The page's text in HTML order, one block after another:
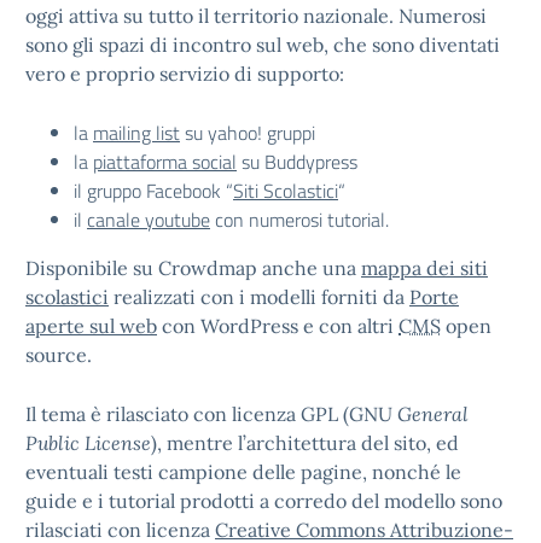
oggi attiva su tutto il territorio nazionale. Numerosi
sono gli spazi di incontro sul web, che sono diventati
vero e proprio servizio di supporto:
la mailing listsu yahoo! gruppi
la piattaforma social su Buddypress
il gruppo Facebook “Siti Scolastici“
il canale youtube con numerosi tutorial.
Disponibile su Crowdmap anche una mappa dei siti
scolastici realizzati con i modelli forniti da Porte
aperte sul web con WordPress e con altri CMS open
source.
Il tema è rilasciato con licenza GPL (GNU General
Public License), mentre l’architettura del sito, ed
eventuali testi campione delle pagine, nonché le
guide e i tutorial prodotti a corredo del modello sono
rilasciati con licenza Creative Commons Attribuzione-